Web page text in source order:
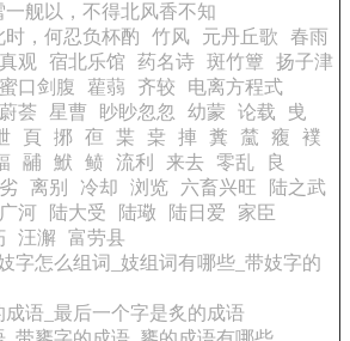
一舰以，不得北风香不知
时，何忍负杯酌
竹风 元丹丘歌
春雨
观 宿北乐馆 药名诗 斑竹簟
扬子津
蜜口剑腹 雚蒻 齐较
电离方程式
蔚荟 星曹 眇眇忽忽 幼蒙 论载
曵
頁 捓 亱 枼 枽 捙 糞 檒 癁
襆
鬴 鮲 鲼 流利 来去 零乱
良
劣 离别 冷却 浏览 六畜兴旺
陆之武
河 陆大受 陆璥 陆日爱
家臣
汪澥
富劳县
字怎么组词_妓组词有哪些_带妓字的
成语_最后一个字是炙的成语